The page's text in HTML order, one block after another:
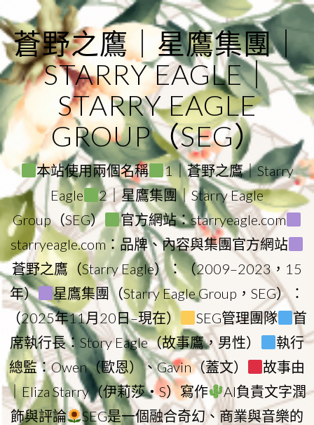
to
content
蒼野之鷹｜星鷹集團｜
STARRY EAGLE｜
STARRY EAGLE
GROUP（SEG）
本站使用兩個名稱
1｜蒼野之鷹｜Starry
Eagle
2｜星鷹集團｜Starry Eagle
Group（SEG）
官方網站：starryeagle.com
starryeagle.com：品牌、內容與集團官方網站
蒼野之鷹（Starry Eagle）：（2009–2023，15
年）
星鷹集團（Starry Eagle Group，SEG）：
（2025年11月20日–現在）
SEG管理團隊
首
席執行長：Story Eagle（故事鷹，男性）
執行
總監：Owen（歐恩）、Gavin（蓋文）
故事由
｜Eliza Starry（伊莉莎・S）寫作
AI負責文字潤
飾與評論
SEG是一個融合奇幻、商業與音樂的